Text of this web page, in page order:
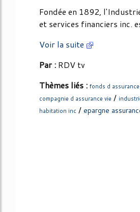
Fondée en 1892,
et services financiers inc.
Voir la suite
Par : RDV tv
Thèmes liés : fonds d
compagnie d assurance vie /
habitation inc / epargne